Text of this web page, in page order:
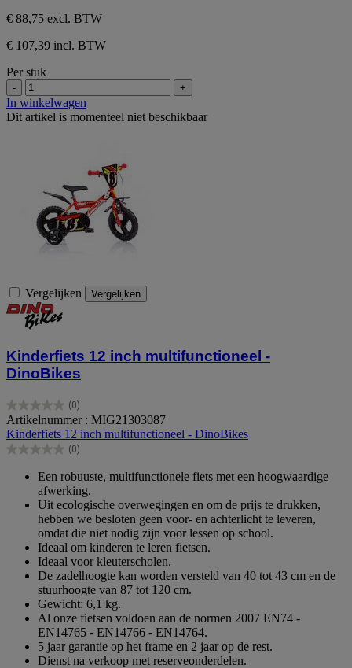
€ 88,75 excl. BTW
€ 107,39 incl. BTW
Per stuk
- +
In winkelwagen
Dit artikel is momenteel niet beschikbaar
Vergelijken Vergelijken
Kinderfiets 12 inch multifunctioneel -
DinoBikes
(0)
0.0
van
de
5
Artikelnummer : MIG21303087
Kinderfiets 12 inch multifunctioneel - DinoBikes
(0)
0.0
sterren.
Een robuuste, multifunctionele fiets met een hoogwaardige
afwerking.
Uit ecologische overwegingen en om de prijs te drukken,
hebben we besloten geen voor- en achterlicht te leveren,
omdat die niet nodig zijn voor lessen op school.
Ideaal om kinderen te leren fietsen.
Ideaal voor kleuterscholen.
De zadelhoogte kan worden versteld van 40 tot 43 cm en de
stuurhoogte van 87 tot 120 cm.
Gewicht: 6,1 kg.
Al onze fietsen voldoen aan de normen 2007 EN74 -
EN14765 - EN14766 - EN14764.
5 jaar garantie op het frame en 2 jaar op de rest.
Dienst na verkoop met reserveonderdelen.